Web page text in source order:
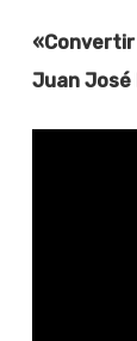
Juan José